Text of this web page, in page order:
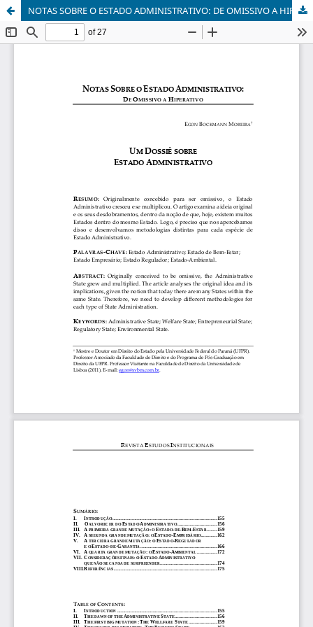
NOTAS SOBRE O ESTADO ADMINISTRATIVO: DE OMISSIVO A HIPERATIVO